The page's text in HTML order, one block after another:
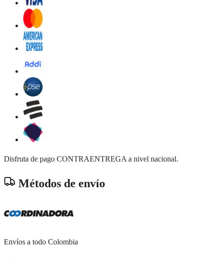
Disfruta de pago CONTRAENTREGA a nivel nacional.
Métodos de envío
Envíos a todo Colombia